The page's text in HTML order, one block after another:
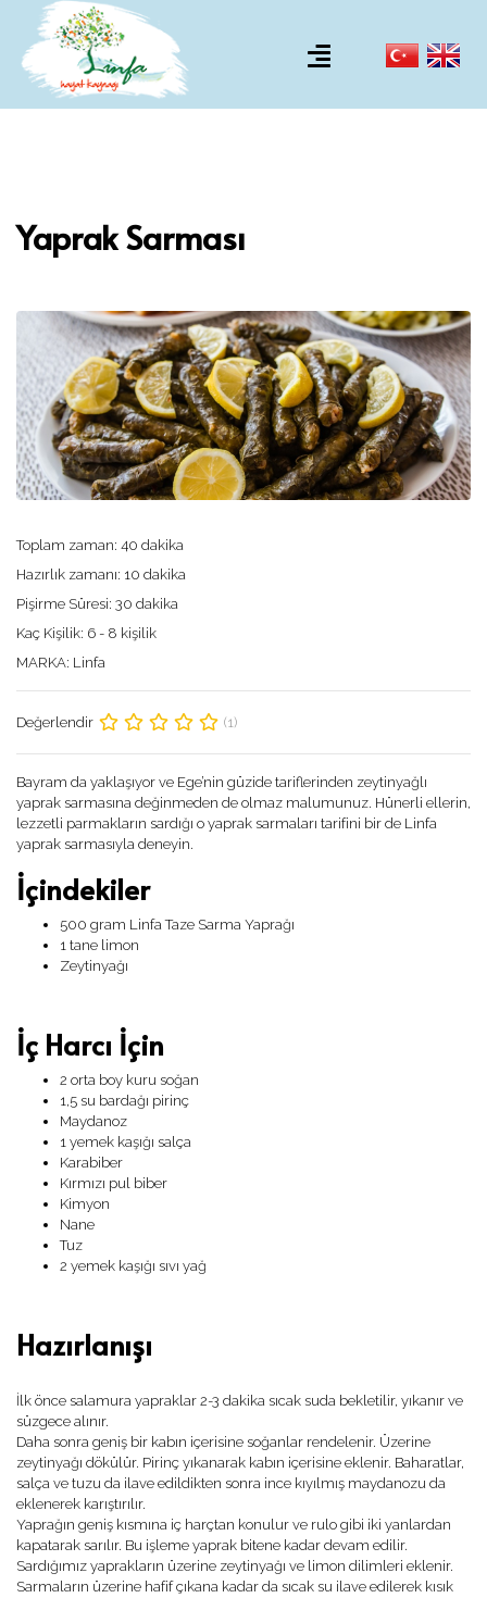
Yaprak Sarması
Toplam zaman: 40 dakika
Hazırlık zamanı: 10 dakika
Pişirme Süresi: 30 dakika
Kaç Kişilik: 6 - 8 kişilik
MARKA: Linfa
Değerlendir (1)
Bayram da yaklaşıyor ve Ege’nin güzide tariflerinden zeytinyağlı
yaprak sarmasına değinmeden de olmaz malumunuz. Hünerli ellerin,
lezzetli parmakların sardığı o yaprak sarmaları tarifini bir de Linfa
yaprak sarmasıyla deneyin.
İçindekiler
500 gram Linfa Taze Sarma Yaprağı
1 tane limon
Zeytinyağı
İç Harcı İçin
2 orta boy kuru soğan
1,5 su bardağı pirinç
Maydanoz
1 yemek kaşığı salça
Karabiber
Kırmızı pul biber
Kimyon
Nane
Tuz
2 yemek kaşığı sıvı yağ
Hazırlanışı
İlk önce salamura yapraklar 2-3 dakika sıcak suda bekletilir, yıkanır ve
süzgece alınır.
Daha sonra geniş bir kabın içerisine soğanlar rendelenir. Üzerine
zeytinyağı dökülür. Pirinç yıkanarak kabın içerisine eklenir. Baharatlar,
salça ve tuzu da ilave edildikten sonra ince kıyılmış maydanozu da
eklenerek karıştırılır.
Yaprağın geniş kısmına iç harçtan konulur ve rulo gibi iki yanlardan
kapatarak sarılır. Bu işleme yaprak bitene kadar devam edilir.
Sardığımız yaprakların üzerine zeytinyağı ve limon dilimleri eklenir.
Sarmaların üzerine hafif çıkana kadar da sıcak su ilave edilerek kısık